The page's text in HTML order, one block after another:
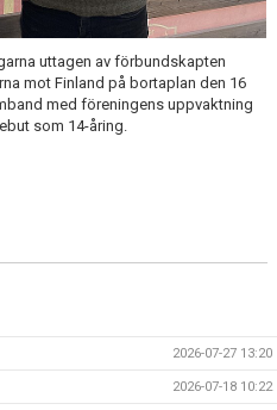
uttagen av förbundskapten
mot Finland på bortaplan den 16
med föreningens uppvaktning
som 14-åring.
2026-07-27 13:20
2026-07-18 10:22